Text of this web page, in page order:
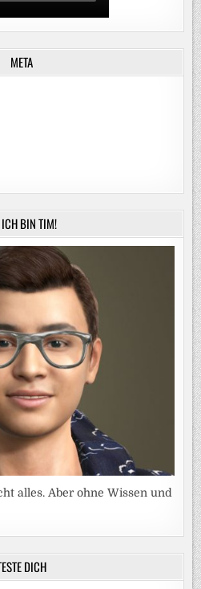
META
BIN TIM!
alles. Aber ohne Wissen und
DICH